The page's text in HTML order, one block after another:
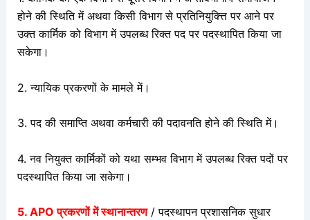
होने की स्थिति में अथवा किसी विभाग से प्रतिनियुक्त्ति पर आने पर
उक्त कार्मिक को विभाग में उपलब्ध रिक्त पद पर पदस्थापित किया जा
सकेगा।
2. न्यायिक प्रकरणों के मामले में।
3. पद की समाप्ति अथवा कर्मचारी की पदावनति होने की स्थिति में।
4. नव नियुक्त कार्मिकों को यथा सम्भव विभाग में उपलब्ध रिक्त पदों पर
पदस्थापित किया जा सकेगा।
5. APO प्रकरणों में स्थानान्तरण / पदस्थापन प्रशासनिक सुधार